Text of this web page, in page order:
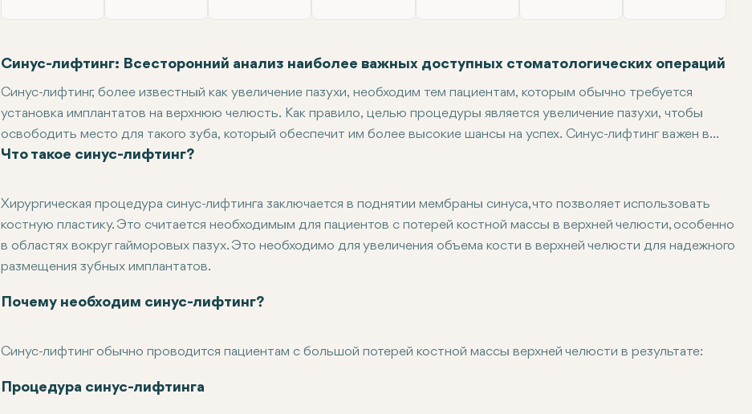
Синус-лифтинг: Всесторонний анализ наиболее важных доступных стоматологических операций
Синус-лифтинг, более известный как увеличение пазухи, необходим тем пациентам, которым обычно требуется
установка имплантатов на верхнюю челюсть. Как правило, целью процедуры является увеличение пазухи, чтобы
освободить место для такого зуба, который обеспечит им более высокие шансы на успех. Синус-лифтинг важен в
дентальной имплантологии, в основном в тех случаях, когда у пациентов недостаточно костной ткани верхней
о том, что такое синус-лифтинг, его необходимости, проводимой процедуре и преимуществах, которые она дает с
точки зрения здоровья полости рта и восстановления зубов.
Что такое синус-лифтинг?
Хирургическая процедура синус-лифтинга заключается в поднятии мембраны синуса, что позволяет использовать
костную пластику. Это считается необходимым для пациентов с потерей костной массы в верхней челюсти, особенно
в областях вокруг гайморовых пазух. Это необходимо для увеличения объема кости в верхней челюсти для надежного
размещения зубных имплантатов.
Синусовая мембрана - это, по сути, тонкий слой тканей, разделяющий полость пазухи и челюстную кость. В основном
Почему необходим синус-лифтинг?
Синус-лифтинг обычно проводится пациентам с большой потерей костной массы верхней челюсти в результате:
Потеря зубов: При отсутствии зубов со временем может начаться рассасывание окружающих костей, особенно в
Расширение гайморовой пазухи: Полость верхнечелюстной пазухи со временем естественным образом расширяется,
Инфекции или травмы: Тяжелые стоматологические инфекции или травма лица могут привести к потере костной
Синус-лифтинг заменяет костную структуру, необходимую для поддержки зубных имплантатов, путем поднятия
Процедура синус-лифтинга